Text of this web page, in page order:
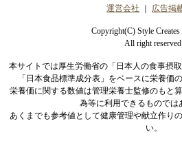
運営会社 広告掲
Copyright(C) Style Creates
All right reserved.
本サイトでは厚生労働省の「日本人の食事摂
「日本食品標準成分表」をベースに栄養価
栄養価に関する数値は管理栄養士監修のもと
為等に利用できるものでは
あくまでも参考値として健康管理や献立作り
い。